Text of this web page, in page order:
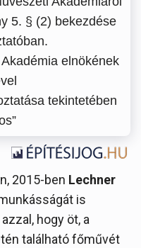
5. § (2) bekezdése
elnökének
tekintetében
2015-ben Lechner
is
hogy öt, a
található főművét